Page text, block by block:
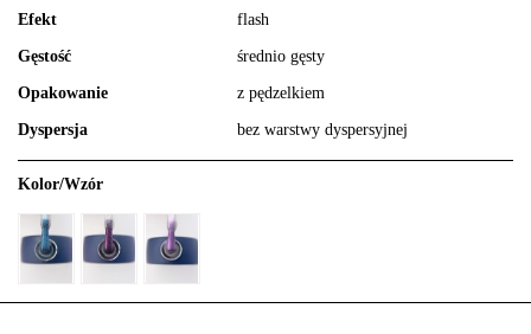
Efekt flash
Gęstość średnio gęsty
Opakowanie z pędzelkiem
Dyspersja bez warstwy dyspersyjnej
Kolor/Wzór